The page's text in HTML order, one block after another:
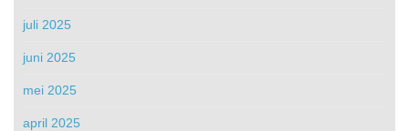
juli 2025
juni 2025
mei 2025
april 2025